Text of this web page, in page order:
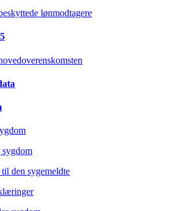
lønmodtagere
sygdom
den sygemeldte